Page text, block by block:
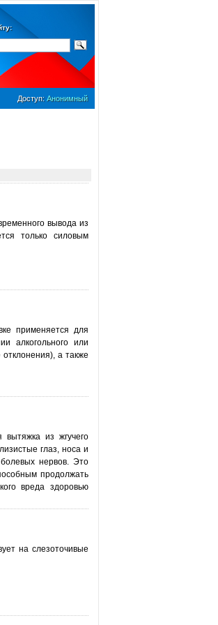
Доступ: Анонимный
вывода из
только силовым
применяется для
алкогольного или
а также
из жгучего
глаз, носа и
нервов. Это
продолжать
вреда здоровью
на слезоточивые